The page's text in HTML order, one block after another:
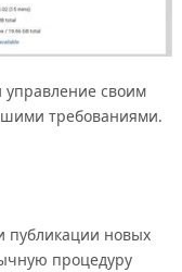
своим
требованиями.
публикации новых
процедуру